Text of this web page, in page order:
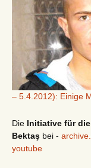
– 5.4.2012): Einige
Die Initiative für
Bektaş bei -
youtube